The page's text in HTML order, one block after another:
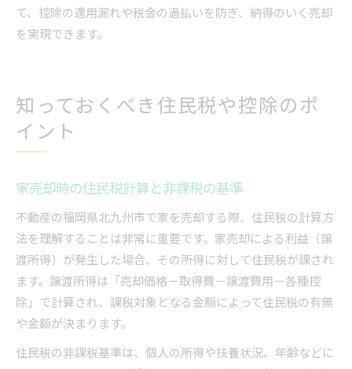
て、控除の適用漏れや税金の過払いを防ぎ、納得のいく売却
を実現できます。
知っておくべき住民税や控除のポ
イント
家売却時の住民税計算と非課税の基準
不動産の福岡県北九州市で家を売却する際、住民税の計算方
法を理解することは非常に重要です。家売却による利益（譲
渡所得）が発生した場合、その所得に対して住民税が課され
ます。譲渡所得は「売却価格－取得費－譲渡費用－各種控
除」で計算され、課税対象となる金額によって住民税の有無
や金額が決まります。
住民税の非課税基準は、個人の所得や扶養状況、年齢などに